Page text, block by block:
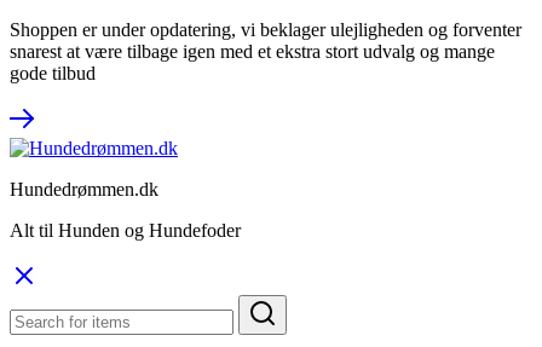
Shoppen er under opdatering, vi beklager ulejligheden og forventer
snarest at være tilbage igen med et ekstra stort udvalg og mange
gode tilbud
Hundedrømmen.dk
Alt til Hunden og Hundefoder